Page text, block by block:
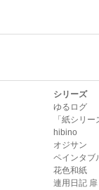
シリーズ
ゆるログ
「紙シリー
hibino
オジサン
ペインタブ
花色和紙
連用日記 扉